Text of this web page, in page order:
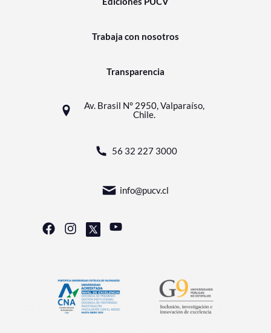
Trabaja con nosotros
Transparencia
Av. Brasil N° 2950, Valparaíso,
Chile.
56 32 227 3000
info@pucv.cl